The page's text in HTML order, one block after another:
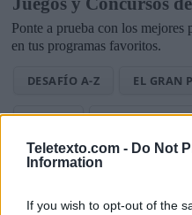
Teletexto.com - Do Not
Information
If you wish to opt-out of the
Ponte a prueba con los mejores
en tus programas favoritos.
DESAFÍO A-Z EL GRAN
LETRAS PALABRA
Toda la actualidad de la